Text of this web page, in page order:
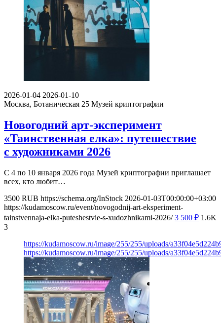
2026-01-04 2026-01-10
Москва, Ботаническая 25 Музей криптографии
Новогодний арт-эксперимент
«Таинственная елка»: путешествие
с художниками 2026
С 4 по 10 января 2026 года Музей криптографии приглашает
всех, кто любит…
3500 RUB https://schema.org/InStock 2026-01-03T00:00:00+03:00
https://kudamoscow.ru/event/novogodnij-art-eksperiment-
tainstvennaja-elka-puteshestvie-s-xudozhnikami-2026/ 3 500 ₽ 1.6K
3
https://kudamoscow.ru/image/255/255/uploads/
https://kudamoscow.ru/image/255/255/uploads/